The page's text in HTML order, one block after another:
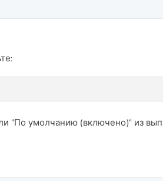
"По умолчанию (включено)" из